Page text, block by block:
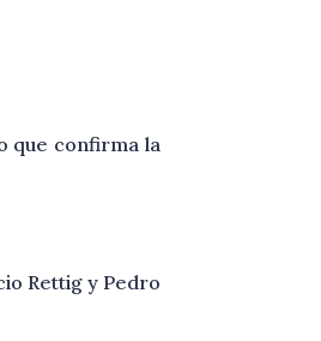
que confirma la
Rettig y Pedro